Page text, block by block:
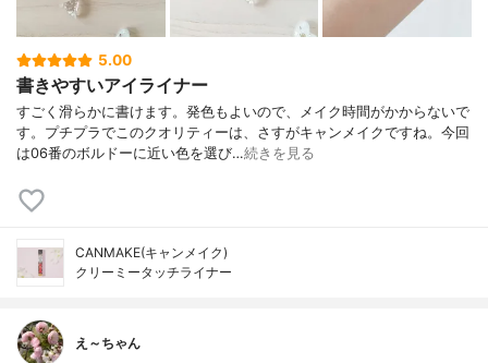
5.00
書きやすいアイライナー
すごく滑らかに書けます。発色もよいので、メイク時間がかからないで
す。プチプラでこのクオリティーは、さすがキャンメイクですね。今回
は06番のボルドーに近い色を選び…続きを見る
CANMAKE(キャンメイク)
クリーミータッチライナー
え～ちゃん